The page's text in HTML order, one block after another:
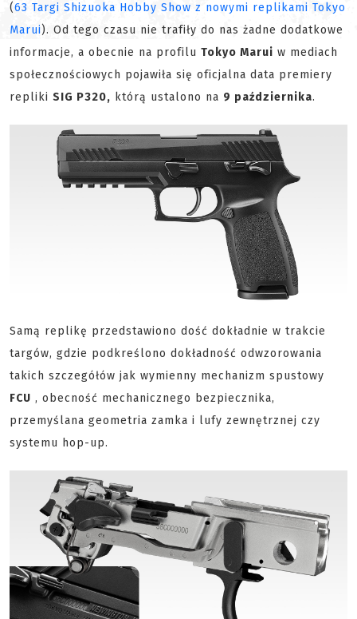
(63 Targi Shizuoka Hobby Show z nowymi replikami Tokyo
Marui). Od tego czasu nie trafiły do nas żadne dodatkowe
informacje, a obecnie na profilu Tokyo Marui w mediach
społecznościowych pojawiła się oficjalna data premiery
repliki SIG P320, którą ustalono na 9 października.
Samą replikę przedstawiono dość dokładnie w trakcie
targów, gdzie podkreślono dokładność odwzorowania
takich szczegółów jak wymienny mechanizm spustowy
FCU , obecność mechanicznego bezpiecznika,
przemyślana geometria zamka i lufy zewnętrznej czy
systemu hop-up.